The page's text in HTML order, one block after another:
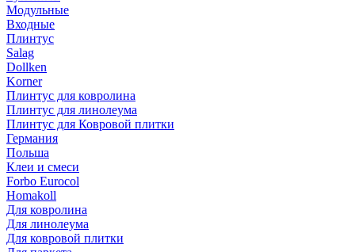
Модульные
Входные
Плинтус
Salag
Dollken
Korner
Плинтус для ковролина
Плинтус для линолеума
Плинтус для Ковровой плитки
Германия
Польша
Клеи и смеси
Forbo Eurocol
Homakoll
Для ковролина
Для линолеума
Для ковровой плитки